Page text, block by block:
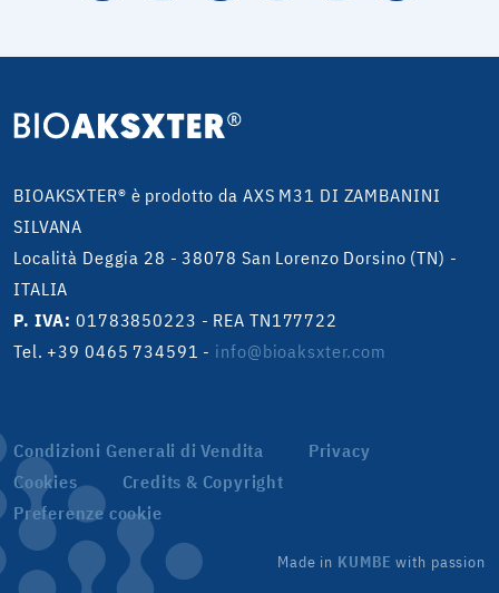
BIOAKSXTER® è prodotto da AXS M31 DI ZAMBANINI
SILVANA
Località Deggia 28 - 38078 San Lorenzo Dorsino (TN) -
ITALIA
P. IVA: 01783850223 - REA TN177722
Tel. +39 0465 734591 - info@bioaksxter.com
Condizioni Generali di Vendita
Privacy
Cookies
Credits & Copyright
Preferenze cookie
Made in KUMBE with passion